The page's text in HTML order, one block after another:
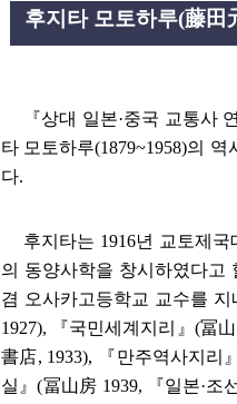
후지타 모토하루(藤田
『상대 일본·중국 교통사
타 모토하루(1879~1958)의 역
다.
후지타는 1916년 교토제국
의 동양사학을 창시하였다고
겸 오사카고등학교 교수를
1927),
『국민세계지리 』 (冨
書店, 1933), 『만주역사지리
실 』(冨山房 1939, 『일본·조